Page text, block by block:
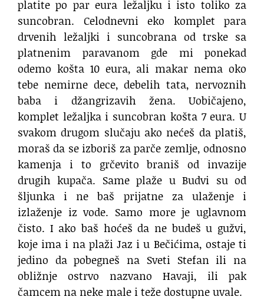
platite po par eura ležaljku i isto toliko za
suncobran. Celodnevni eko komplet para
drvenih ležaljki i suncobrana od trske sa
platnenim paravanom gde mi ponekad
odemo košta 10 eura, ali makar nema oko
tebe nemirne dece, debelih tata, nervoznih
baba i džangrizavih žena. Uobičajeno,
komplet ležaljka i suncobran košta 7 eura. U
svakom drugom slučaju ako nećeš da platiš,
moraš da se izboriš za parče zemlje, odnosno
kamenja i to grčevito braniš od invazije
drugih kupača. Same plaže u Budvi su od
šljunka i ne baš prijatne za ulaženje i
izlaženje iz vode. Samo more je uglavnom
čisto. I ako baš hoćeš da ne budeš u gužvi,
koje ima i na plaži Jaz i u Bečićima, ostaje ti
jedino da pobegneš na Sveti Stefan ili na
obližnje ostrvo nazvano Havaji, ili pak
čamcem na neke male i teže dostupne uvale.